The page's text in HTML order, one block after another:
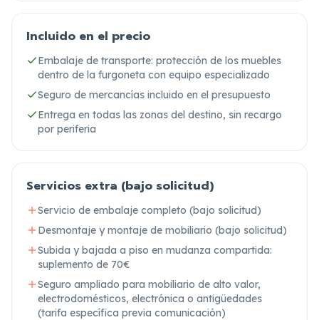
Incluido en el precio
Embalaje de transporte: protección de los muebles
dentro de la furgoneta con equipo especializado
Seguro de mercancías incluido en el presupuesto
Entrega en todas las zonas del destino, sin recargo
por periferia
Servicios extra (bajo solicitud)
Servicio de embalaje completo (bajo solicitud)
Desmontaje y montaje de mobiliario (bajo solicitud)
Subida y bajada a piso en mudanza compartida:
suplemento de 70€
Seguro ampliado para mobiliario de alto valor,
electrodomésticos, electrónica o antigüedades
(tarifa específica previa comunicación)